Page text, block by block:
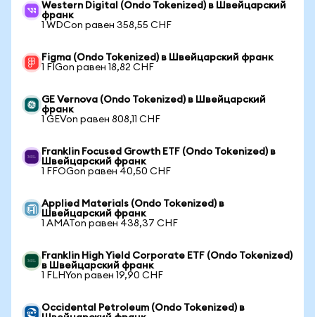
Western Digital (Ondo Tokenized) в Швейцарский
франк
1 WDCon равен 358,55 CHF
Figma (Ondo Tokenized) в Швейцарский франк
1 FIGon равен 18,82 CHF
GE Vernova (Ondo Tokenized) в Швейцарский
франк
1 GEVon равен 808,11 CHF
Franklin Focused Growth ETF (Ondo Tokenized) в
Швейцарский франк
1 FFOGon равен 40,50 CHF
Applied Materials (Ondo Tokenized) в
Швейцарский франк
1 AMATon равен 438,37 CHF
Franklin High Yield Corporate ETF (Ondo Tokenized)
в Швейцарский франк
1 FLHYon равен 19,90 CHF
Occidental Petroleum (Ondo Tokenized) в